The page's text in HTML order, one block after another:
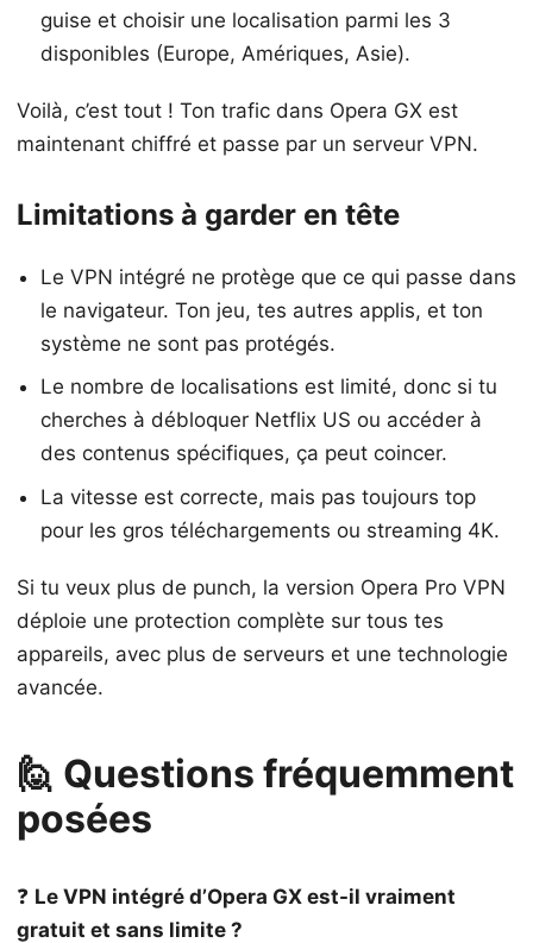
guise et choisir une localisation parmi les 3
disponibles (Europe, Amériques, Asie).
Voilà, c’est tout ! Ton trafic dans Opera GX est
maintenant chiffré et passe par un serveur VPN.
Limitations à garder en tête
Le VPN intégré ne protège que ce qui passe dans
le navigateur. Ton jeu, tes autres applis, et ton
système ne sont pas protégés.
Le nombre de localisations est limité, donc si tu
cherches à débloquer Netflix US ou accéder à
des contenus spécifiques, ça peut coincer.
La vitesse est correcte, mais pas toujours top
pour les gros téléchargements ou streaming 4K.
Si tu veux plus de punch, la version Opera Pro VPN
déploie une protection complète sur tous tes
appareils, avec plus de serveurs et une technologie
avancée.
🙋 Questions fréquemment
posées
❓ Le VPN intégré d’Opera GX est-il vraiment
gratuit et sans limite ?